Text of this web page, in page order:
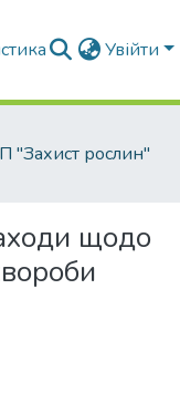
Увійти
"Захист рослин"
щодо